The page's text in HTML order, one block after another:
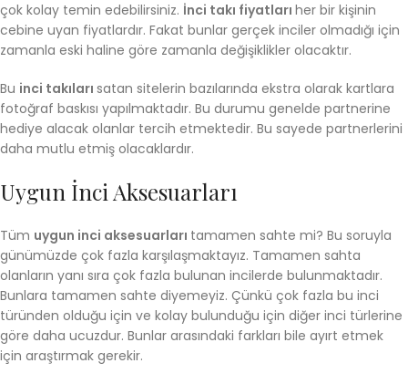
çok kolay temin edebilirsiniz. İnci takı fiyatları her bir kişinin
cebine uyan fiyatlardır. Fakat bunlar gerçek inciler olmadığı için
zamanla eski haline göre zamanla değişiklikler olacaktır.
Bu inci takıları satan sitelerin bazılarında ekstra olarak kartlara
fotoğraf baskısı yapılmaktadır. Bu durumu genelde partnerine
hediye alacak olanlar tercih etmektedir. Bu sayede partnerlerini
daha mutlu etmiş olacaklardır.
Uygun İnci Aksesuarları
Tüm uygun inci aksesuarları tamamen sahte mi? Bu soruyla
günümüzde çok fazla karşılaşmaktayız. Tamamen sahta
olanların yanı sıra çok fazla bulunan incilerde bulunmaktadır.
Bunlara tamamen sahte diyemeyiz. Çünkü çok fazla bu inci
türünden olduğu için ve kolay bulunduğu için diğer inci türlerine
göre daha ucuzdur. Bunlar arasındaki farkları bile ayırt etmek
için araştırmak gerekir.